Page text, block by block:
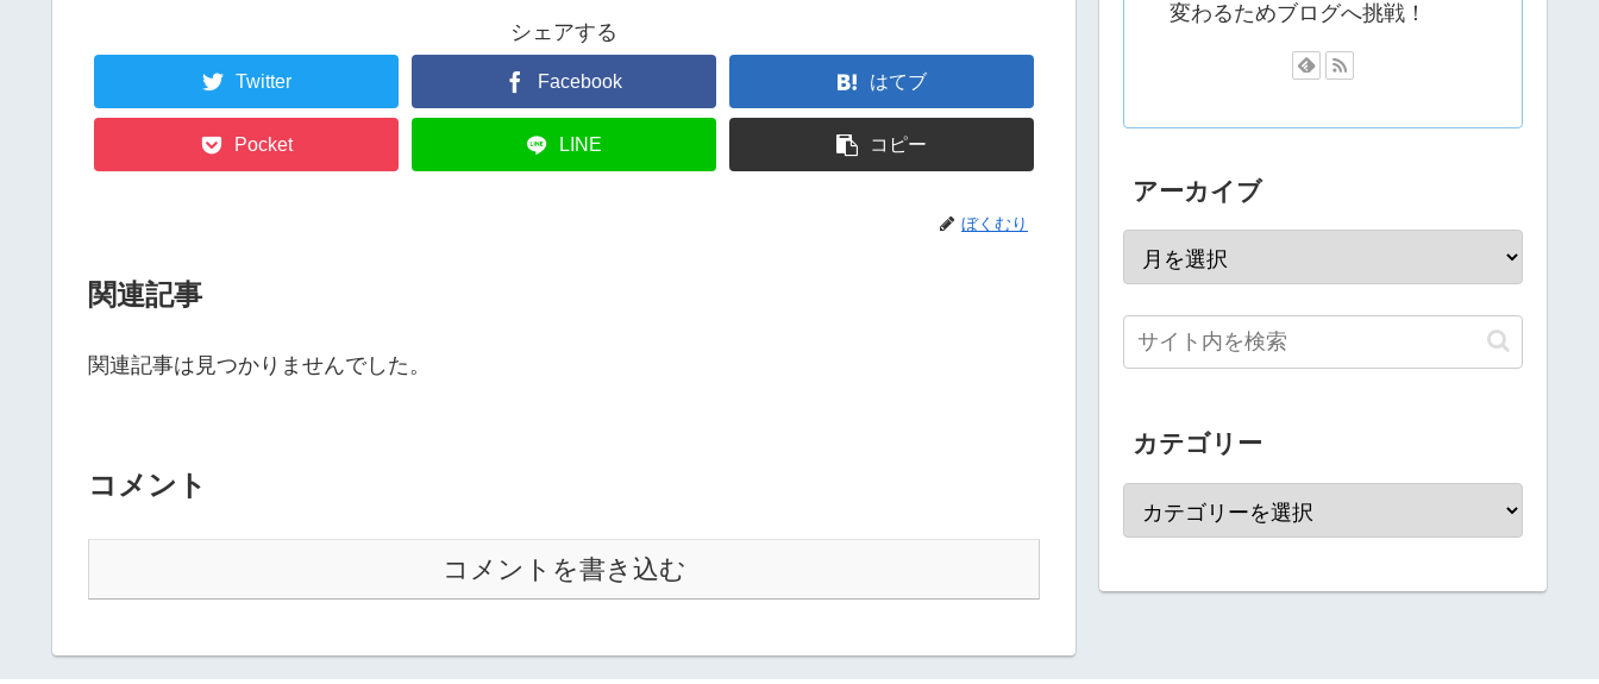
シェアする
Twitter Facebook はてブ
Pocket LINE コピー
ぼくむり
関連記事
関連記事は見つかりませんでした。
コメント
コメントを書き込む
変わるためブログへ挑戦！
アーカイブ
カテゴリー